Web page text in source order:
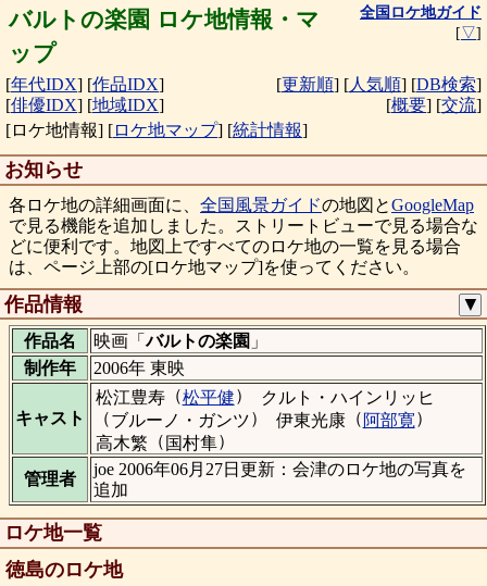
バルトの楽園 ロケ地情報・マ
ップ
全国ロケ地ガイド
[▽]
[年代IDX] [作品IDX]
[俳優IDX] [地域IDX]
[更新順] [人気順] [DB検索]
[概要] [交流]
[ロケ地情報] [ロケ地マップ] [統計情報]
お知らせ
各ロケ地の詳細画面に、 全国風景ガイドの地図とGoogleMap
で見る機能を追加しました。ストリートビューで見る場合な
どに便利です。地図上ですべてのロケ地の一覧を見る場合
は、ページ上部の[ロケ地マップ]を使ってください。
作品情報 ▼
作品名 映画「バルトの楽園 」
制作年
2006年 東映
キャスト
松江豊寿（松平健）
クルト・ハインリッヒ
（ブルーノ・ガンツ） 伊東光康（ 阿部寛）
高木繁 （ 国村隼）
管理者
joe 2006年06月27日更新：会津のロケ地の写真を
追加
ロケ地一覧
徳島のロケ地